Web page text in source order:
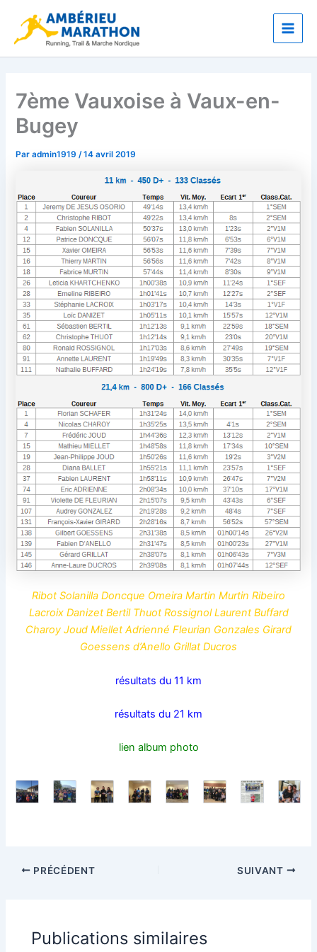
contenu
Main
7ème Vauxoise à Vaux-en-
Bugey
Paradmin1919/14 avril 2019
Ribot Solanilla Doncque Omeira Martin Murtin Ribeiro
Lacroix Danizet Bertil Thuot Rossignol Laurent Buffard
Charoy Joud Miellet Adrienné Fleurian Gonzales Girard
Goessens d’Anello Grillat Ducros
résultats du 11 km
résultats du 21 km
lien album photo
PRÉCÉDENT SUIVANT
Publications similaires